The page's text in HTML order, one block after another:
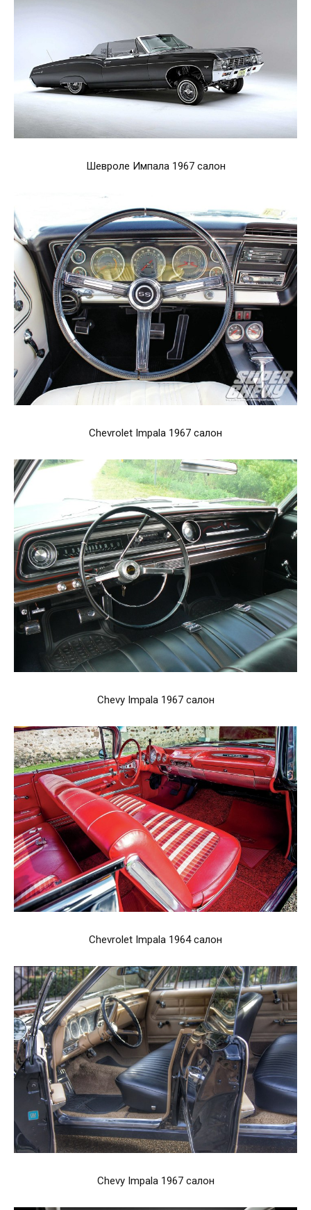
Шевроле Импала 1967 салон
Chevrolet Impala 1967 салон
Chevy Impala 1967 салон
Chevrolet Impala 1964 салон
Chevy Impala 1967 салон